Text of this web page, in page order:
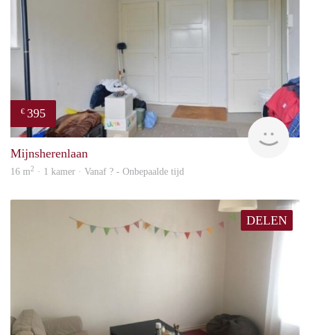
€ 395
Mijnsherenlaan
16 m2 · 1 kamer · Vanaf ? - Onbepaalde tijd
DELEN